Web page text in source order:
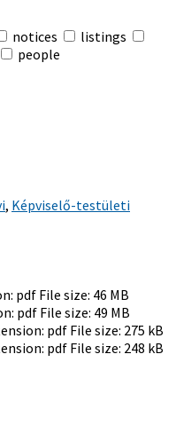
notices
listings
people
, Képviselő-testületi
pdf File size: 46 MB
pdf File size: 49 MB
pdf File size: 275 kB
pdf File size: 248 kB